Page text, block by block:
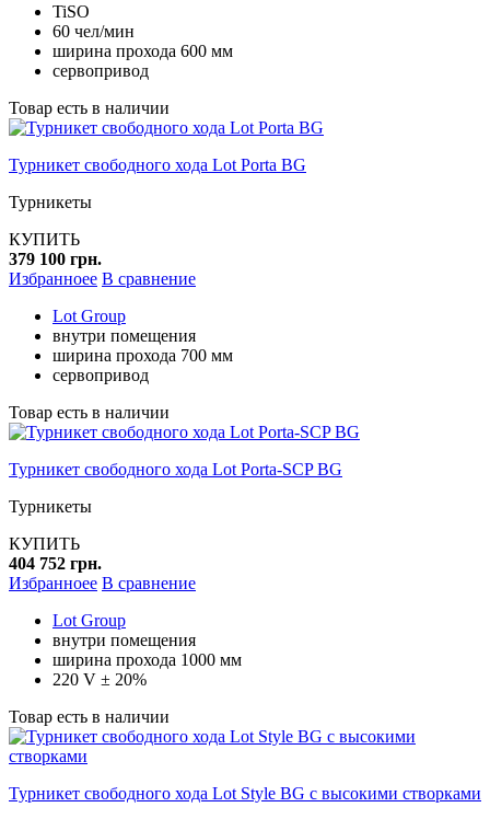
TiSO
60 чел/мин
ширина прохода 600 мм
сервопривод
Товар есть в наличии
Турникет свободного хода Lot Porta BG
Турникеты
КУПИТЬ
379 100 грн.
Избранноее В сравнение
Lot Group
внутри помещения
ширина прохода 700 мм
сервопривод
Товар есть в наличии
Турникет свободного хода Lot Porta-SCP BG
Турникеты
КУПИТЬ
404 752 грн.
Избранноее В сравнение
Lot Group
внутри помещения
ширина прохода 1000 мм
220 V ± 20%
Товар есть в наличии
Турникет свободного хода Lot Style BG с высокими створками